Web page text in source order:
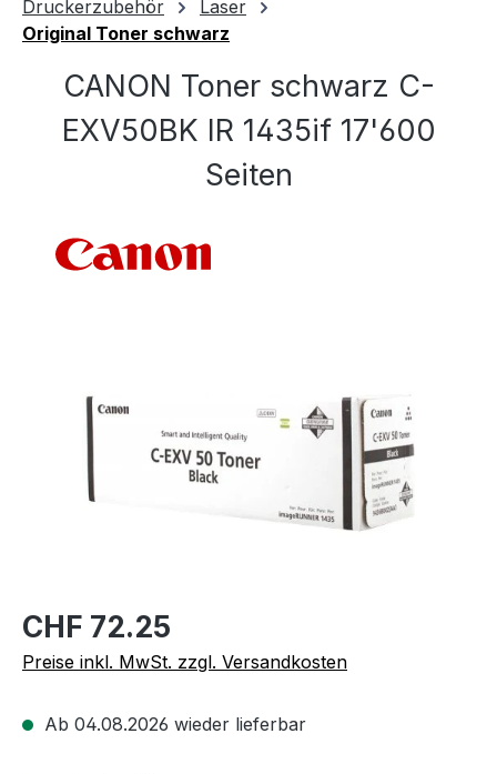
Druckerzubehör
Laser
Original Toner schwarz
CANON Toner schwarz C-
EXV50BK IR 1435if 17'600
Seiten
CHF 72.25
Preise inkl. MwSt. zzgl. Versandkosten
Ab 04.08.2026 wieder lieferbar